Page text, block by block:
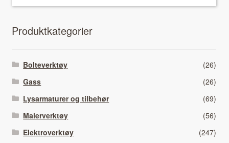
Pro­duk­tkat­e­gori­er
Bolteverktøy
(26)
Gass
(26)
Lysarmaturer og tilbehør
(69)
Malerverktøy
(56)
Elektroverktøy
(247)